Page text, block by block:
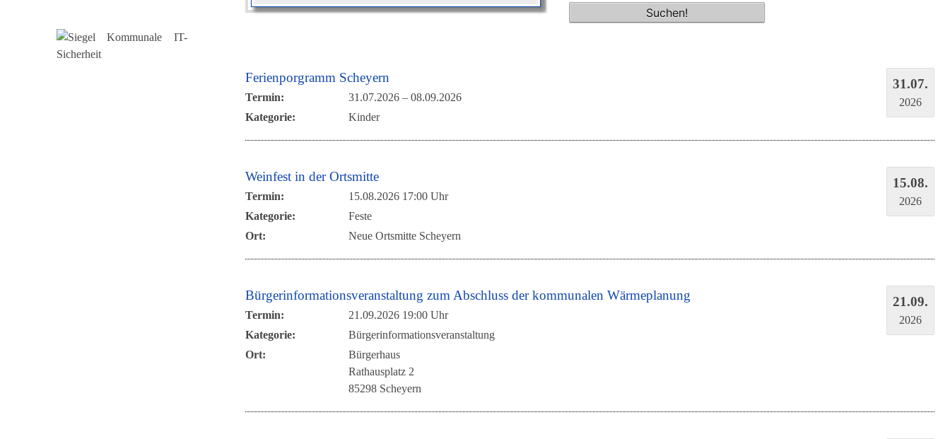
31.07.
2026
Ferienporgramm Scheyern
Termin: 31.07.2026 – 08.09.2026
Kategorie:
Kinder
15.08.
2026
Weinfest in der Ortsmitte
Termin:
15.08.2026 17:00 Uhr
Kategorie:
Feste
Ort:
Neue Ortsmitte Scheyern
21.09.
2026
Bürgerinformationsveranstaltung zum Abschluss der kommunalen Wärmeplanung
Termin:
21.09.2026 19:00 Uhr
Kategorie:
Bürgerinformationsveranstaltung
Ort:
Bürgerhaus
Rathausplatz 2
85298 Scheyern